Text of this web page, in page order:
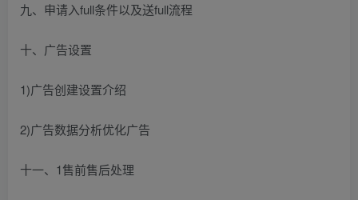
九、申请入full条件以及送full流程
十、广告设置
1)广告创建设置介绍
2)广告数据分析优化广告
十一、1售前售后处理